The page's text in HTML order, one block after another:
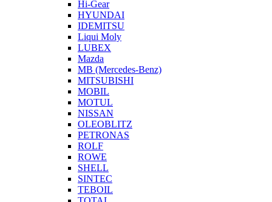
Hi-Gear
HYUNDAI
IDEMITSU
Liqui Moly
LUBEX
Mazda
MB (Mercedes-Вenz)
MITSUBISHI
MOBIL
MOTUL
NISSAN
OLEOBLITZ
PETRONAS
ROLF
ROWE
SHELL
SINTEC
TEBOIL